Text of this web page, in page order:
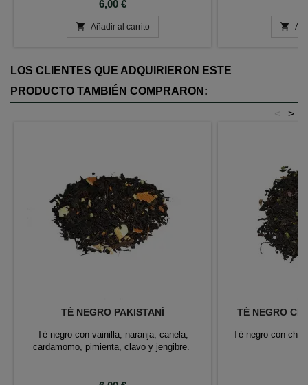
Precio
6,00 €
 Añadir al carrito 
LOS CLIENTES QUE ADQUIRIERON ESTE
PRODUCTO TAMBIÉN COMPRARON:
>
<
TÉ NEGRO PAKISTANÍ
Té negro con vainilla, naranja, canela,
cardamomo, pimienta, clavo y jengibre.
TÉ NEGRO
Té negro con